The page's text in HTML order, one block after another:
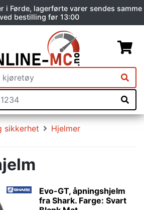
i Førde, lagerførte varer sendes samme
bestilling før 13:00
sikkerhet
Hjelmer
Evo-GT, åpningshjelm
fra Shark. Farge: Svart